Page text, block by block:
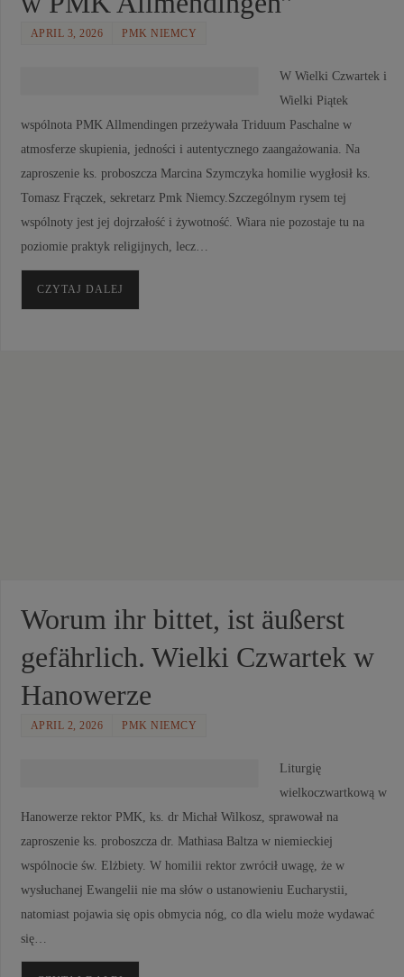
APRIL 3, 2026 PMK NIEMCY
W Wielki Czwartek i
Wielki Piątek
wspólnota PMK Allmendingen przeżywała Triduum Paschalne w
atmosferze skupienia, jedności i autentycznego zaangażowania. Na
zaproszenie ks. proboszcza Marcina Szymczyka homilie wygłosił ks.
Tomasz Frączek, sekretarz Pmk Niemcy.Szczególnym rysem tej
wspólnoty jest jej dojrzałość i żywotność. Wiara nie pozostaje tu na
poziomie praktyk religijnych, lecz…
CZYTAJ DALEJ
Worum ihr bittet, ist äußerst
gefährlich. Wielki Czwartek w
Hanowerze
APRIL 2, 2026 PMK NIEMCY
Liturgię
wielkoczwartkową w
Hanowerze rektor PMK, ks. dr Michał Wilkosz, sprawował na
zaproszenie ks. proboszcza dr. Mathiasa Baltza w niemieckiej
wspólnocie św. Elżbiety. W homilii rektor zwrócił uwagę, że w
wysłuchanej Ewangelii nie ma słów o ustanowieniu Eucharystii,
natomiast pojawia się opis obmycia nóg, co dla wielu może wydawać
się…